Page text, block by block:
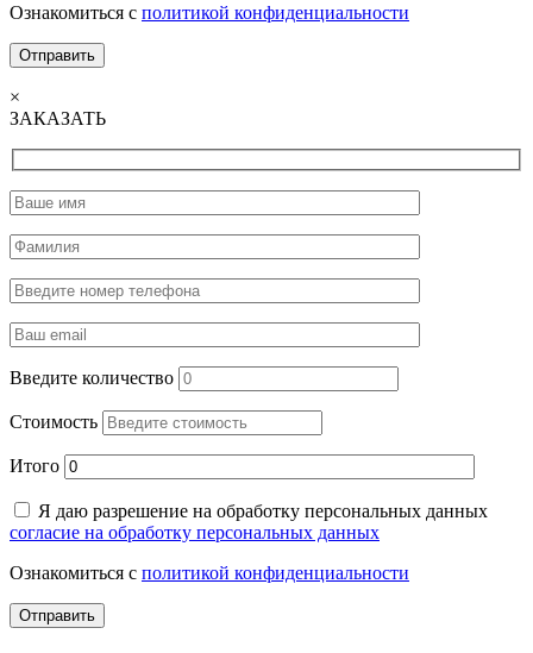
Ознакомиться с политикой конфиденциальности
×
ЗАКАЗАТЬ
Введите количество
Стоимость
Итого
Я даю разрешение на обработку персональных данных
согласие на обработку персональных данных
Ознакомиться с политикой конфиденциальности